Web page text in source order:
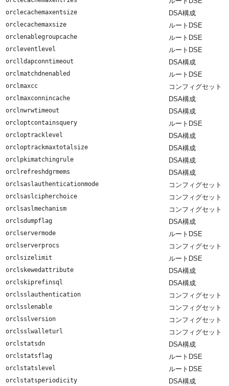
orclecachemaxentsize DSA構成
orclecachemaxsize ルートDSE
orclenablegroupcache ルートDSE
orcleventlevel ルートDSE
orclldapconntimeout DSA構成
orclmatchdnenabled ルートDSE
orclmaxcc コンフィグセット
orclmaxconnincache DSA構成
orclnwrwtimeout DSA構成
orcloptcontainsquery ルートDSE
orcloptracklevel DSA構成
orcloptrackmaxtotalsize DSA構成
orclpkimatchingrule DSA構成
orclrefreshdgrmems DSA構成
orclsaslauthenticationmode コンフィグセット
orclsaslcipherchoice コンフィグセット
orclsaslmechanism コンフィグセット
orclsdumpflag DSA構成
orclservermode ルートDSE
orclserverprocs コンフィグセット
orclsizelimit ルートDSE
orclskewedattribute DSA構成
orclskiprefinsql DSA構成
orclsslauthentication コンフィグセット
orclsslenable コンフィグセット
orclsslversion コンフィグセット
orclsslwalleturl コンフィグセット
orclstatsdn DSA構成
orclstatsflag ルートDSE
orclstatslevel ルートDSE
orclstatsperiodicity DSA構成